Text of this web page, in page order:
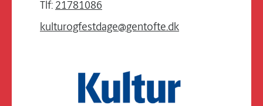
Tlf: 21781086
kulturogfestdage@gentofte.dk